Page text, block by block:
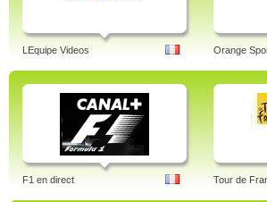
LEquipe Videos Orange
F1 en direct Tour de